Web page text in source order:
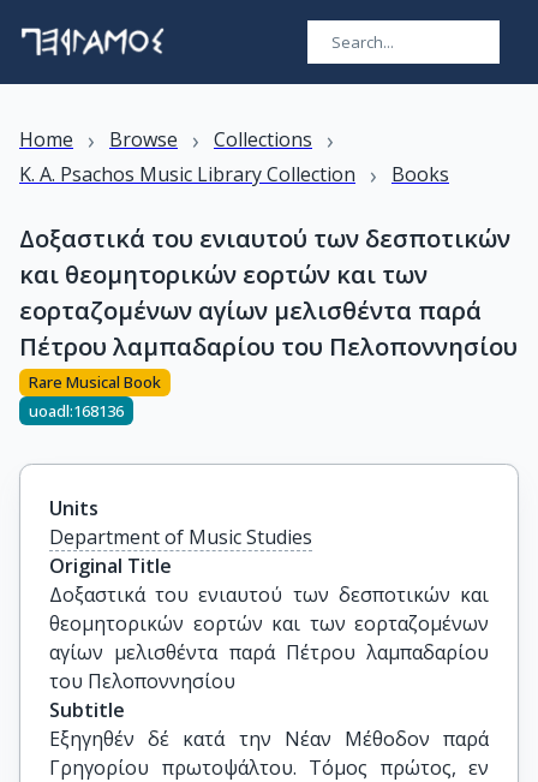
Home › Browse › Collections ›
K. A. Psachos Music Library Collection › Books
Δοξαστικά του ενιαυτού των δεσποτικών
και θεομητορικών εορτών και των
εορταζομένων αγίων μελισθέντα παρά
Πέτρου λαμπαδαρίου του Πελοποννησίου
Rare Musical Book
uoadl:168136
Units
Department of Music Studies
Original Title
Δοξαστικά του ενιαυτού των δεσποτικών και
θεομητορικών εορτών και των εορταζομένων
αγίων μελισθέντα παρά Πέτρου λαμπαδαρίου
του Πελοποννησίου
Subtitle
Εξηγηθέν δέ κατά την Νέαν Μέθοδον παρά
Γρηγορίου πρωτοψάλτου. Τόμος πρώτος, εν